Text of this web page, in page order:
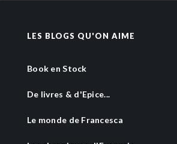
LES BLOGS QU'ON AIME
Book en Stock
De livres & d'Epice...
Le monde de Francesca